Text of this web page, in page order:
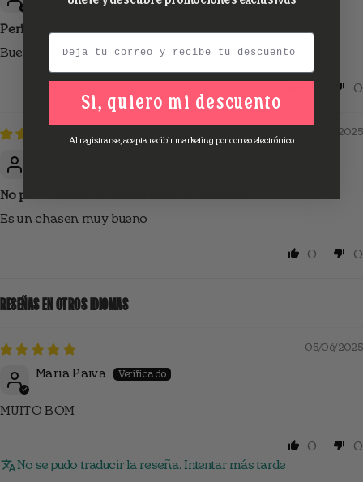
Perfecto
Buena calidad y precio. No se que más decir
0
06/02/2025
No puede faltarme en mi ritual de matcha
Es un chasen muy bueno
0 0
RESEÑAS EN OTROS IDIOMAS
05/06/2025
Maria Paiva
MUITO BOM
0
0
No se pudo traducir la reseña. Intentar más tarde
Email
Si, quiero mi descuento
Al registrarse, acepta recibir marketing por correo electrónico